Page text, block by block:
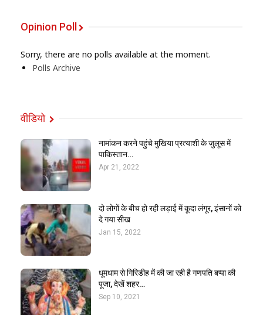
Opinion Poll
Sorry, there are no polls available at the moment.
Polls Archive
वीडियो
नामांकन करने पहुंचे मुखिया प्रत्याशी के जुलूस में
पाकिस्तान…
Apr 21, 2022
दो लोगों के बीच हो रही लड़ाई में कूदा लंगूर, इंसानों को
दे गया सीख
Jan 15, 2022
धूमधाम से गिरिडीह में की जा रही है गणपति बप्पा की
पूजा, देखें शहर…
Sep 10, 2021